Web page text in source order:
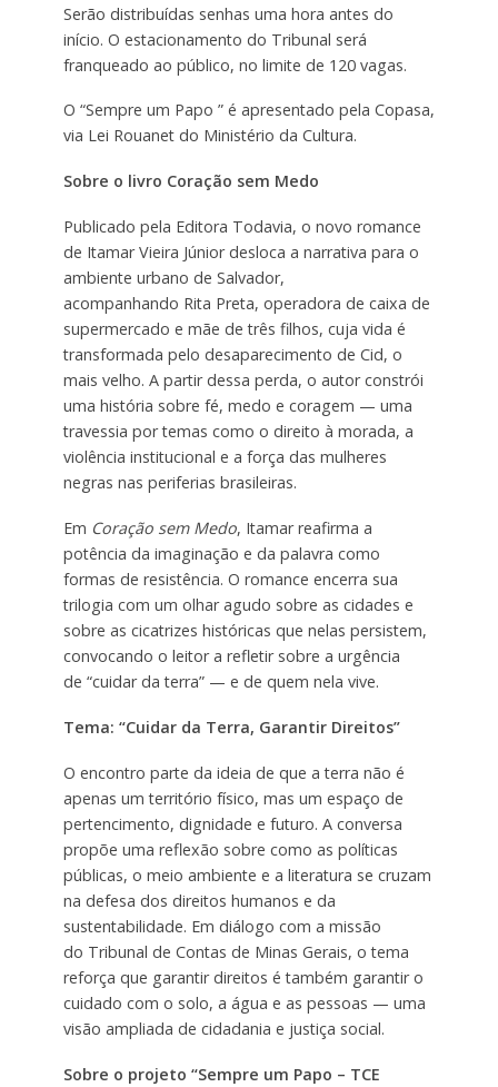
Serão distribuídas senhas uma hora antes do
início. O estacionamento do Tribunal será
franqueado ao público, no limite de 120 vagas.
O “Sempre um Papo ” é apresentado pela Copasa,
via Lei Rouanet do Ministério da Cultura.
Sobre o livro Coração sem Medo
Publicado pela Editora Todavia, o novo romance
de Itamar Vieira Júnior desloca a narrativa para o
ambiente urbano de Salvador,
acompanhando Rita Preta, operadora de caixa de
supermercado e mãe de três filhos, cuja vida é
transformada pelo desaparecimento de Cid, o
mais velho. A partir dessa perda, o autor constrói
uma história sobre fé, medo e coragem — uma
travessia por temas como o direito à morada, a
violência institucional e a força das mulheres
negras nas periferias brasileiras.
Em Coração sem Medo, Itamar reafirma a
potência da imaginação e da palavra como
formas de resistência. O romance encerra sua
trilogia com um olhar agudo sobre as cidades e
sobre as cicatrizes históricas que nelas persistem,
convocando o leitor a refletir sobre a urgência
de “cuidar da terra” — e de quem nela vive.
Tema: “Cuidar da Terra, Garantir Direitos”
O encontro parte da ideia de que a terra não é
apenas um território físico, mas um espaço de
pertencimento, dignidade e futuro. A conversa
propõe uma reflexão sobre como as políticas
públicas, o meio ambiente e a literatura se cruzam
na defesa dos direitos humanos e da
sustentabilidade. Em diálogo com a missão
do Tribunal de Contas de Minas Gerais, o tema
reforça que garantir direitos é também garantir o
cuidado com o solo, a água e as pessoas — uma
visão ampliada de cidadania e justiça social.
Sobre o projeto “Sempre um Papo – TCE